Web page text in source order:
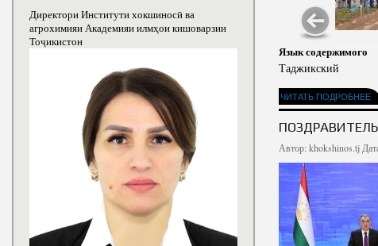
Язык содержимого
Таджикский
ЧИТАТЬ ПОДРОБНЕЕ
Автор: khokshinos.tj
Директори Институти хокшиносӣ ва
агрохимияи Академияи илмҳои кишоварзии
Тоҷикистон